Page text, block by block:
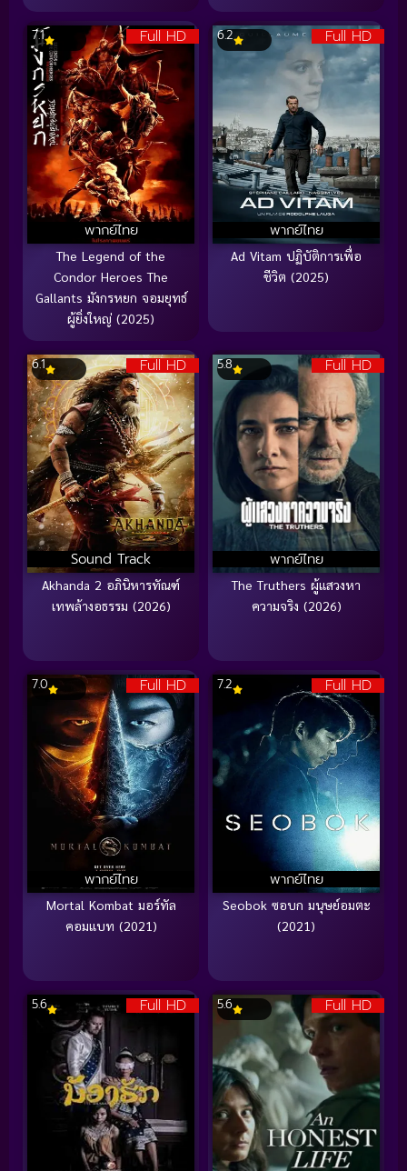
Full HD
พากย์ไทย
7.1
The Legend of the
Condor Heroes The
Gallants มังกรหยก จอมยุทธ์
ผู้ยิ่งใหญ่ (2025)
Full HD
พากย์ไทย
6.2
Ad Vitam ปฏิบัติการเพื่อ
ชีวิต (2025)
Full HD
Sound Track
6.1
Akhanda 2 อภินิหารทัณฑ์
เทพล้างอธรรม (2026)
Full HD
พากย์ไทย
5.8
The Truthers ผู้แสวงหา
ความจริง (2026)
Full HD
พากย์ไทย
7.0
Mortal Kombat มอร์ทัล
คอมแบท (2021)
Full HD
พากย์ไทย
7.2
Seobok ซอบก มนุษย์อมตะ
(2021)
Full HD
5.6 Full HD
5.6